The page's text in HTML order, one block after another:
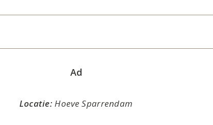
Ad
Locatie: Hoeve Sparrendam